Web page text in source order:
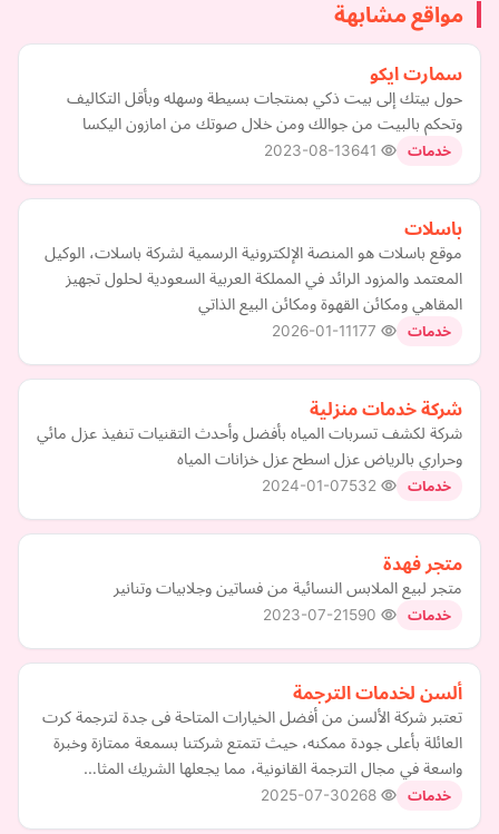
مواقع مشابهة
سمارت ايكو
حول بيتك إلى بيت ذكي بمنتجات بسيطة وسهله وبأقل التكاليف
وتحكم بالبيت من جوالك ومن خلال صوتك من امازون اليكسا
خدمات 2023-08-13
باسلات
موقع باسلات هو المنصة الإلكترونية الرسمية لشركة باسلات، الوكيل
المعتمد والمزود الرائد في المملكة العربية السعودية لحلول تجهيز
المقاهي ومكائن القهوة ومكائن البيع الذاتي
خدمات 2026-01-11
شركة خدمات منزلية
شركة لكشف تسربات المياه بأفضل وأحدث التقنيات تنفيذ عزل مائي
وحراري بالرياض عزل اسطح عزل خزانات المياه
خدمات 2024-01-07
متجر فهدة
متجر لبيع الملابس النسائية من فساتين وجلابيات وتنانير
خدمات 2023-07-21
ألسن لخدمات الترجمة
تعتبر شركة الألسن من أفضل الخيارات المتاحة فى جدة لترجمة كرت
العائلة بأعلى جودة ممكنه، حيث تتمتع شركتنا بسمعة ممتازة وخبرة
واسعة في مجال الترجمة القانونية، مما يجعلها الشريك المثا…
خدمات 2025-07-30